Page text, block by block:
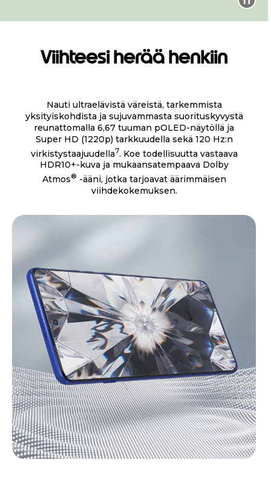
Viihteesi herää henkiin
Nauti ultraelävistä väreistä, tarkemmista
yksityiskohdista ja sujuvammasta suorituskyvystä
reunattomalla 6,67 tuuman pOLED-näytöllä ja
Super HD (1220p) tarkkuudella sekä 120 Hz:n
virkistystaajuudella7. Koe todellisuutta vastaava
HDR10+-kuva ja mukaansatempaava Dolby
Atmos® -ääni, jotka tarjoavat äärimmäisen
viihdekokemuksen.